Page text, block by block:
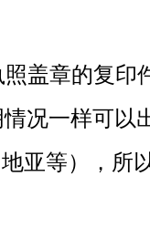
盖章的复印
况一样可以
亚等），所